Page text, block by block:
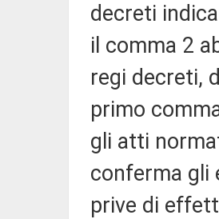
decreti
il comma 2
regi decreti,
primo
gli atti
conferma gli
prive di